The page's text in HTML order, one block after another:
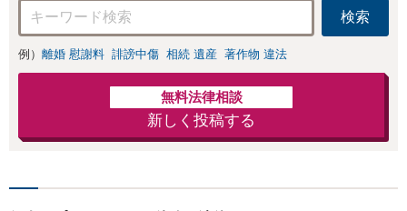
検索
例） 離婚 慰謝料 誹謗中傷 相続 遺産 著作物 違法
無料法律相談
新しく投稿する